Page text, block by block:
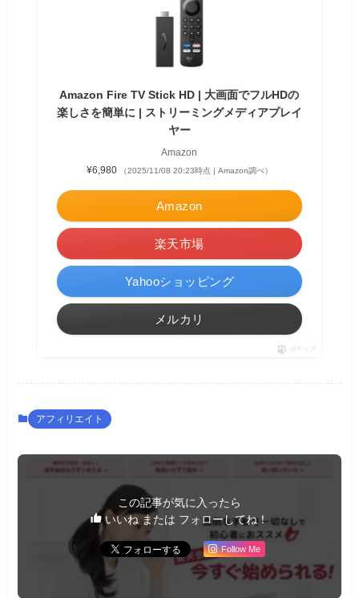
Amazon Fire TV Stick HD | 大画面でフルHDの
楽しさを簡単に | ストリーミングメディアプレイ
ヤー
Amazon
¥6,980
（2025/11/08 20:23時点 | Amazon調べ）
Amazon
楽天市場
Yahooショッピング
メルカリ
ポチップ
アフィリエイト
この記事が気に入ったら
いいね または フォローしてね！
Follow Me